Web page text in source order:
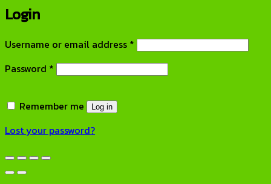
Login
Username or email address * Required
Password * Required
Remember me Log in
Lost your password?